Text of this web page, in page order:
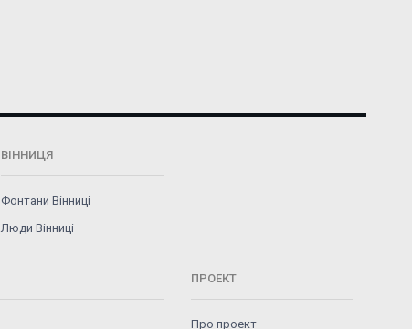
ВІННИЦЯ
Фонтани Вінниці
Люди Вінниці
ПРОЕКТ
Про проект